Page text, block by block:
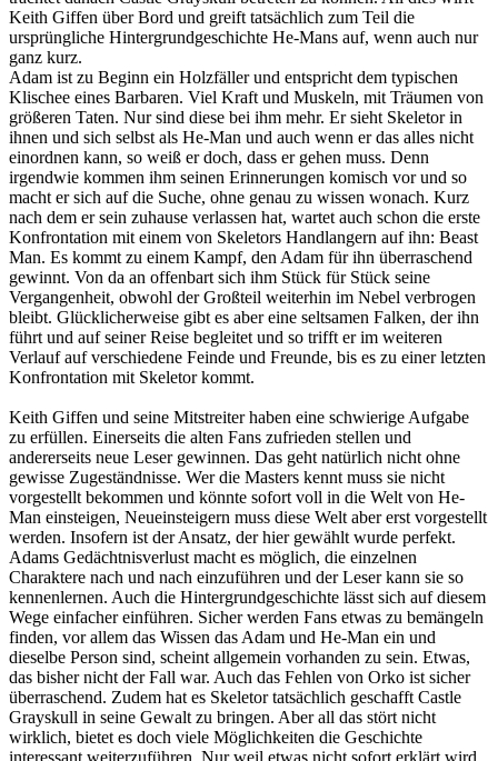
Keith Giffen über Bord und greift tatsächlich zum Teil die
ursprüngliche Hintergrundgeschichte He-Mans auf, wenn auch nur
ganz kurz.
Adam ist zu Beginn ein Holzfäller und entspricht dem typischen
Klischee eines Barbaren. Viel Kraft und Muskeln, mit Träumen von
größeren Taten. Nur sind diese bei ihm mehr. Er sieht Skeletor in
ihnen und sich selbst als He-Man und auch wenn er das alles nicht
einordnen kann, so weiß er doch, dass er gehen muss. Denn
irgendwie kommen ihm seinen Erinnerungen komisch vor und so
macht er sich auf die Suche, ohne genau zu wissen wonach. Kurz
nach dem er sein zuhause verlassen hat, wartet auch schon die erste
Konfrontation mit einem von Skeletors Handlangern auf ihn: Beast
Man. Es kommt zu einem Kampf, den Adam für ihn überraschend
gewinnt. Von da an offenbart sich ihm Stück für Stück seine
Vergangenheit, obwohl der Großteil weiterhin im Nebel verbrogen
bleibt. Glücklicherweise gibt es aber eine seltsamen Falken, der ihn
führt und auf seiner Reise begleitet und so trifft er im weiteren
Verlauf auf verschiedene Feinde und Freunde, bis es zu einer letzten
Konfrontation mit Skeletor kommt.
Keith Giffen und seine Mitstreiter haben eine schwierige Aufgabe
zu erfüllen. Einerseits die alten Fans zufrieden stellen und
andererseits neue Leser gewinnen. Das geht natürlich nicht ohne
gewisse Zugeständnisse. Wer die Masters kennt muss sie nicht
vorgestellt bekommen und könnte sofort voll in die Welt von He-
Man einsteigen, Neueinsteigern muss diese Welt aber erst vorgestellt
werden. Insofern ist der Ansatz, der hier gewählt wurde perfekt.
Adams Gedächtnisverlust macht es möglich, die einzelnen
Charaktere nach und nach einzuführen und der Leser kann sie so
kennenlernen. Auch die Hintergrundgeschichte lässt sich auf diesem
Wege einfacher einführen. Sicher werden Fans etwas zu bemängeln
finden, vor allem das Wissen das Adam und He-Man ein und
dieselbe Person sind, scheint allgemein vorhanden zu sein. Etwas,
das bisher nicht der Fall war. Auch das Fehlen von Orko ist sicher
überraschend. Zudem hat es Skeletor tatsächlich geschafft Castle
Grayskull in seine Gewalt zu bringen. Aber all das stört nicht
wirklich, bietet es doch viele Möglichkeiten die Geschichte
interessant weiterzuführen. Nur weil etwas nicht sofort erklärt wird,